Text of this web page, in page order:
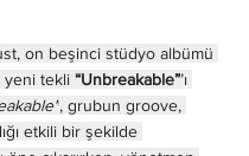
yeni tekli “Unbreakable”’ı
, grubun groove,
etkili bir şekilde